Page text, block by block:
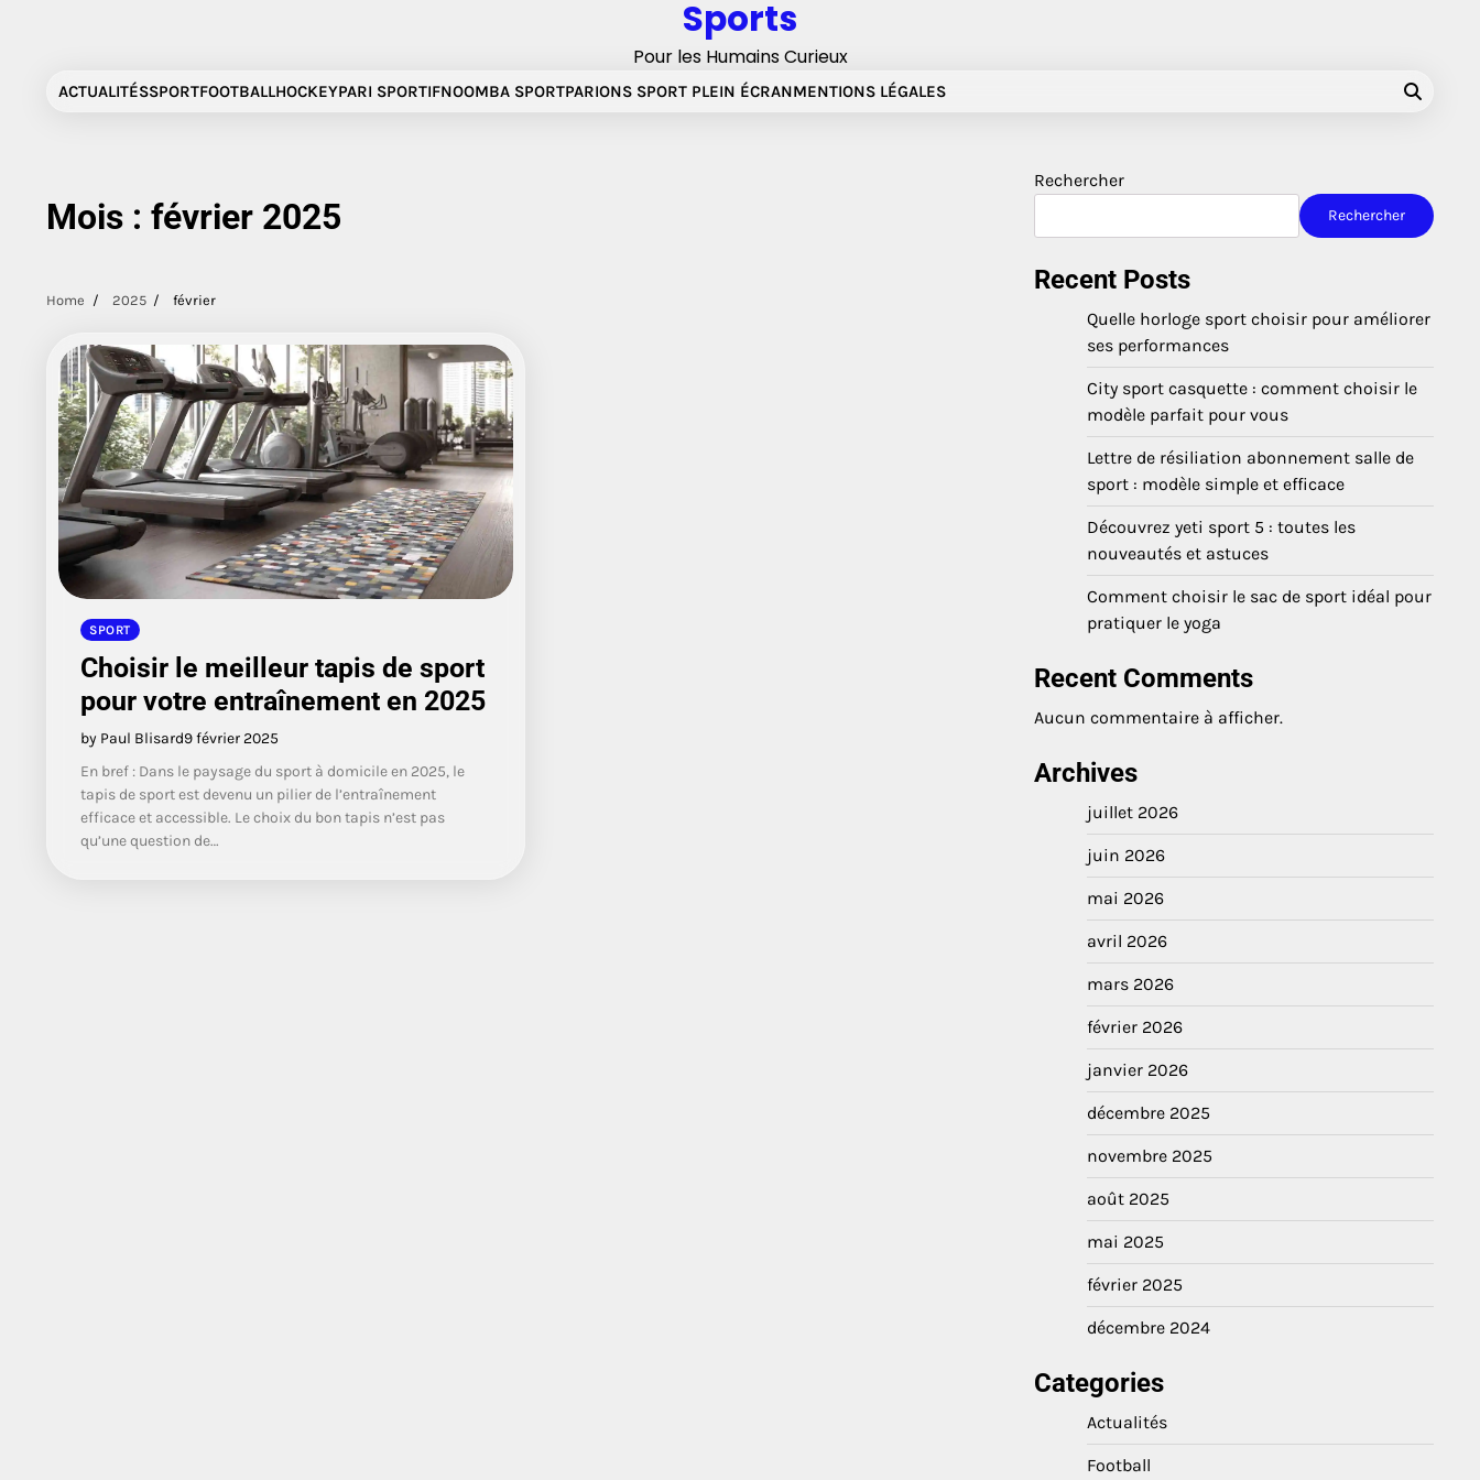
Sports
Pour les Humains Curieux
ACTUALITÉSSPORTFOOTBALLHOCKEYPARI SPORTIFNOOMBA SPORTPARIONS SPORT PLEIN ÉCRANMENTIONS LÉGALES
Mois : février 2025
Home 2025 février
SPORT
Choisir le meilleur tapis de sport
pour votre entraînement en 2025
by Paul Blisard9 février 2025
En bref : Dans le paysage du sport à domicile en 2025, le
tapis de sport est devenu un pilier de l’entraînement
efficace et accessible. Le choix du bon tapis n’est pas
qu’une question de…
Rechercher
Rechercher
Recent Posts
Quelle horloge sport choisir pour améliorer
ses performances
City sport casquette : comment choisir le
modèle parfait pour vous
Lettre de résiliation abonnement salle de
sport : modèle simple et efficace
Découvrez yeti sport 5 : toutes les
nouveautés et astuces
Comment choisir le sac de sport idéal pour
pratiquer le yoga
Recent Comments
Aucun commentaire à afficher.
Archives
juillet 2026
juin 2026
mai 2026
avril 2026
mars 2026
février 2026
janvier 2026
décembre 2025
novembre 2025
août 2025
mai 2025
février 2025
décembre 2024
Categories
Actualités
Football